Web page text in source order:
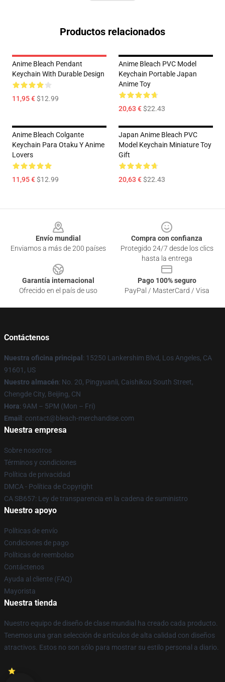
Productos relacionados
Anime Bleach Pendant
Keychain With Durable Design
11,95 €$12.99
Anime Bleach PVC Model
Keychain Portable Japan
Anime Toy
20,63 €$22.43
Anime Bleach Colgante
Keychain Para Otaku Y Anime
Lovers
11,95 €$12.99
Japan Anime Bleach PVC
Model Keychain Miniature Toy
Gift
20,63 €$22.43
Envío mundial
Enviamos a más de 200 países
Compra con confianza
Protegido 24/7 desde los clics
hasta la entrega
Garantía internacional
Ofrecido en el país de uso
Pago 100% seguro
PayPal / MasterCard / Visa
Contáctenos
Nuestra oficina principal : 15250 Lankershim Blvd, Los Angeles, CA
91601, US
Nuestro almacén: No. 20, Pingyuanli, Caishikou South Street,
Chengde City, Beijing, CN
Hora: 9AM – 5PM (Mon – Fri)
Email : contact@bleach-merchandise.com
Nuestra empresa
Sobre nosotros
Términos y condiciones
Política de privacidad
DMCA - Política de Copyright
CA SB657: Ley de transparencia en la cadena de suministro
Nuestro apoyo
Políticas de envío
Condiciones de pago
Políticas de reembolso
Contáctenos
Ayuda al cliente (FAQ)
Mayorista
Nuestra tienda
Nuestro equipo de diseño de clase mundial ha creado cada producto.
Tenemos una gran selección de artículos de alta calidad con diseños
atractivos. Estos no son sólo para mostrar su estilo personal a diario.